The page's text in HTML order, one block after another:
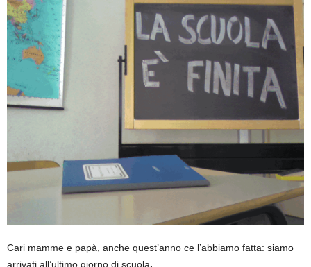
Cari mamme e papà, anche quest’anno ce l’abbiamo fatta: siamo
arrivati all’ultimo giorno di scuola.